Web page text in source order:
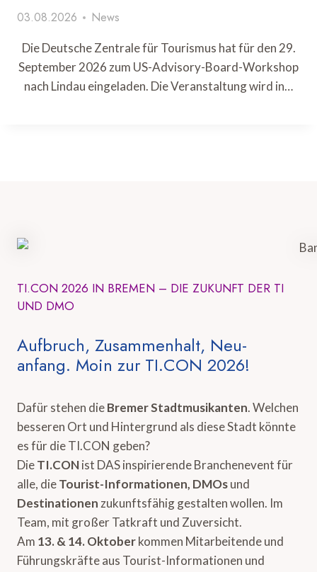
03.08.2026 News
Die Deutsche Zentrale für Tourismus hat für den 29.
September 2026 zum US-Advisory-Board-Workshop
nach Lindau eingeladen. Die Veranstaltung wird in…
TI.CON 2026 IN BREMEN – DIE ZUKUNFT DER TI
UND DMO
Aufbruch, Zusammenhalt, Neu-
anfang. Moin zur TI.CON 2026!
Dafür stehen dieBremer Stadtmusikanten. Welchen
besseren Ort und Hintergrund als diese Stadt könnte
es für die TI.CON geben?
DieTI.CONist DAS inspirierende Branchenevent für
alle, dieTourist-Informationen, DMOsund
Destinationen zukunftsfähig gestalten wollen. Im
Team, mit großer Tatkraft und Zuversicht.
Am 13. & 14. Oktoberkommen Mitarbeitende und
Führungskräfte aus Tourist-Informationen und